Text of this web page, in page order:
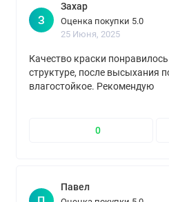
З
Захар
Оценка покупки 5.0
25 Июня, 2025
Качество краски
структуре, после высыхания
влагостойкое. Рекомендую
0
Павел